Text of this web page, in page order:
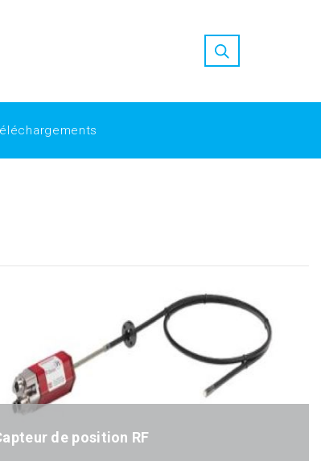
Factory
tbgzkf/
de position RF